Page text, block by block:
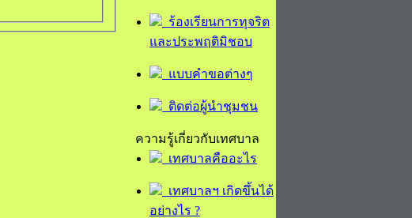
ร้องเรียนการทุจริต
และประพฤติมิชอบ
แบบคำขอต่างๆ
ติดต่อผู้นำชุมชน
ความรู้เกี่ยวกับเทศบาล
เทศบาลคืออะไร
เทศบาลฯ เกิดขึ้นได้
อย่างไร ?